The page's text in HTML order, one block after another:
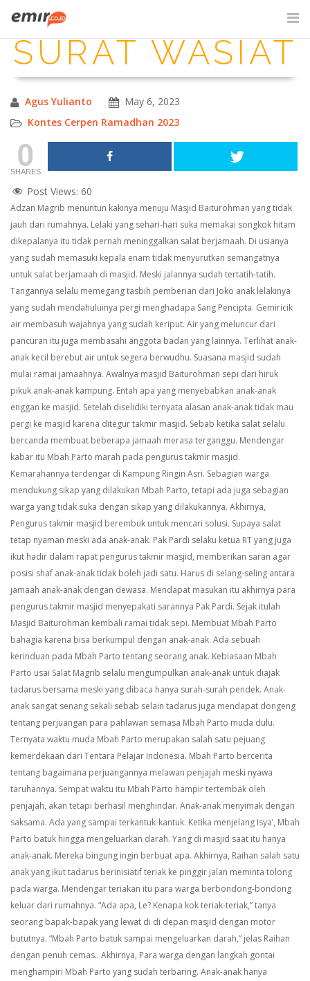
content
SITE SEARCH
SURAT WASIAT
Agus Yulianto
May 6, 2023
Kontes Cerpen Ramadhan 2023
0
SHARES
Post Views: 60
Adzan Magrib menuntun kakinya menuju Masjid Baiturohman yang tidak
jauh dari rumahnya. Lelaki yang sehari-hari suka memakai songkok hitam
dikepalanya itu tidak pernah meninggalkan salat berjamaah. Di usianya
yang sudah memasuki kepala enam tidak menyurutkan semangatnya
untuk salat berjamaah di masjid. Meski jalannya sudah tertatih-tatih.
Tangannya selalu memegang tasbih pemberian dari Joko anak lelakinya
yang sudah mendahuluinya pergi menghadapa Sang Pencipta. Gemiricik
air membasuh wajahnya yang sudah keriput. Air yang meluncur dari
pancuran itu juga membasahi anggota badan yang lainnya. Terlihat anak-
anak kecil berebut air untuk segera berwudhu. Suasana masjid sudah
mulai ramai jamaahnya. Awalnya masjid Baiturohman sepi dari hiruk
pikuk anak-anak kampung. Entah apa yang menyebabkan anak-anak
enggan ke masjid. Setelah diselidiki ternyata alasan anak-anak tidak mau
pergi ke masjid karena ditegur takmir masjid. Sebab ketika salat selalu
bercanda membuat beberapa jamaah merasa terganggu. Mendengar
kabar itu Mbah Parto marah pada pengurus takmir masjid.
Kemarahannya terdengar di Kampung Ringin Asri. Sebagian warga
mendukung sikap yang dilakukan Mbah Parto, tetapi ada juga sebagian
warga yang tidak suka dengan sikap yang dilakukannya. Akhirnya,
Pengurus takmir masjid berembuk untuk mencari solusi. Supaya salat
tetap nyaman meski ada anak-anak. Pak Pardi selaku ketua RT yang juga
ikut hadir dalam rapat pengurus takmir masjid, memberikan saran agar
posisi shaf anak-anak tidak boleh jadi satu. Harus di selang-seling antara
jamaah anak-anak dengan dewasa. Mendapat masukan itu akhirnya para
pengurus takmir masjid menyepakati sarannya Pak Pardi. Sejak itulah
Masjid Baiturohman kembali ramai tidak sepi. Membuat Mbah Parto
bahagia karena bisa berkumpul dengan anak-anak. Ada sebuah
kerinduan pada Mbah Parto tentang seorang anak. Kebiasaan Mbah
Parto usai Salat Magrib selalu mengumpulkan anak-anak untuk diajak
tadarus bersama meski yang dibaca hanya surah-surah pendek. Anak-
anak sangat senang sekali sebab selain tadarus juga mendapat dongeng
tentang perjuangan para pahlawan semasa Mbah Parto muda dulu.
Ternyata waktu muda Mbah Parto merupakan salah satu pejuang
kemerdekaan dari Tentara Pelajar Indonesia. Mbah Parto bercerita
tentang bagaimana perjuangannya melawan penjajah meski nyawa
taruhannya. Sempat waktu itu Mbah Parto hampir tertembak oleh
penjajah, akan tetapi berhasil menghindar. Anak-anak menyimak dengan
saksama. Ada yang sampai terkantuk-kantuk. Ketika menjelang Isya’, Mbah
Parto batuk hingga mengeluarkan darah. Yang di masjid saat itu hanya
anak-anak. Mereka bingung ingin berbuat apa. Akhirnya, Raihan salah satu
anak yang ikut tadarus berinisiatif teriak ke pinggir jalan meminta tolong
pada warga. Mendengar teriakan itu para warga berbondong-bondong
keluar dari rumahnya. “Ada apa, Le? Kenapa kok teriak-teriak,” tanya
seorang bapak-bapak yang lewat di di depan masjid dengan motor
bututnya. “Mbah Parto batuk sampai mengeluarkan darah,” jelas Raihan
dengan penuh cemas.. Akhirnya, Para warga dengan langkah gontai
menghampiri Mbah Parto yang sudah terbaring. Anak-anak hanya